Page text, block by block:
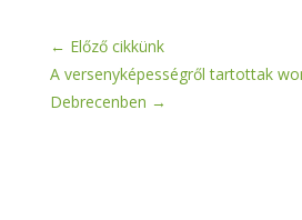
← Előző cikkünk
A versenyképességről tartottak
Debrecenben →